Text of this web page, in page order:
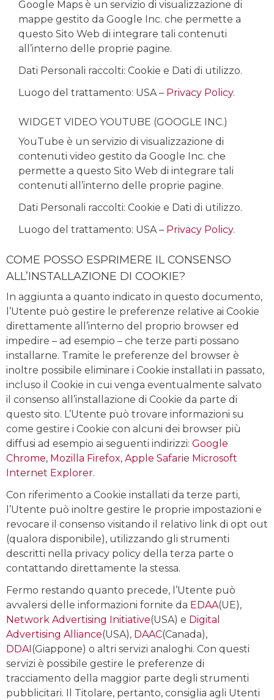
Google Maps è un servizio di visualizzazione di
mappe gestito da Google Inc. che permette a
questo Sito Web di integrare tali contenuti
all’interno delle proprie pagine.
Dati Personali raccolti: Cookie e Dati di utilizzo.
Luogo del trattamento: USA – Privacy Policy.
WIDGET VIDEO YOUTUBE (GOOGLE INC.)
YouTube è un servizio di visualizzazione di
contenuti video gestito da Google Inc. che
permette a questo Sito Web di integrare tali
contenuti all’interno delle proprie pagine.
Dati Personali raccolti: Cookie e Dati di utilizzo.
Luogo del trattamento: USA – Privacy Policy.
COME POSSO ESPRIMERE IL CONSENSO
ALL’INSTALLAZIONE DI COOKIE?
In aggiunta a quanto indicato in questo documento,
l’Utente può gestire le preferenze relative ai Cookie
direttamente all’interno del proprio browser ed
impedire – ad esempio – che terze parti possano
installarne. Tramite le preferenze del browser è
inoltre possibile eliminare i Cookie installati in passato,
incluso il Cookie in cui venga eventualmente salvato
il consenso all’installazione di Cookie da parte di
questo sito. L’Utente può trovare informazioni su
come gestire i Cookie con alcuni dei browser più
diffusi ad esempio ai seguenti indirizzi: Google
Chrome, Mozilla Firefox, Apple Safarie Microsoft
Internet Explorer.
Con riferimento a Cookie installati da terze parti,
l’Utente può inoltre gestire le proprie impostazioni e
revocare il consenso visitando il relativo link di opt out
(qualora disponibile), utilizzando gli strumenti
descritti nella privacy policy della terza parte o
contattando direttamente la stessa.
Fermo restando quanto precede, l’Utente può
avvalersi delle informazioni fornite da EDAA(UE),
Network Advertising Initiative(USA) e Digital
Advertising Alliance(USA), DAAC(Canada),
DDAI (Giappone) o altri servizi analoghi. Con questi
servizi è possibile gestire le preferenze di
tracciamento della maggior parte degli strumenti
pubblicitari. Il Titolare, pertanto, consiglia agli Utenti